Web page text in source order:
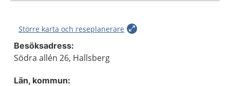
Större karta och reseplanerare
Besöksadress:
Södra allén 26, Hallsberg
Län, kommun: